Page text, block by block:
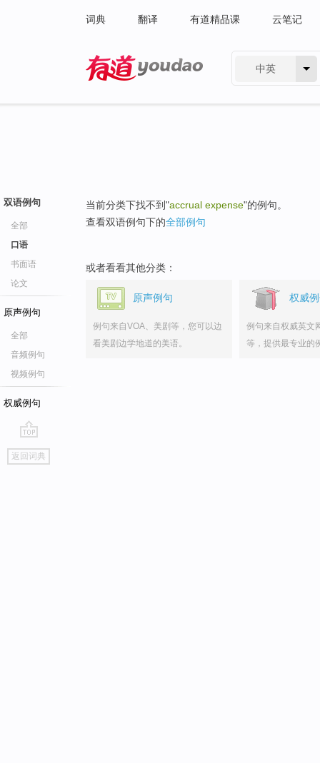
词典 翻译 有道精品课 云笔记
中英
双语例句
全部
口语
书面语
论文
原声例句
全部
音频例句
视频例句
权威例句
go
top
返回词典
当前分类下找不到"accrual expense"的例句。
查看双语例句下的全部例句
或者看看其他分类：
原声例句
例句来自VOA、美剧等，您可以边
看美剧边学地道的美语。
权威
例句来自权威英文
等，提供最专业的